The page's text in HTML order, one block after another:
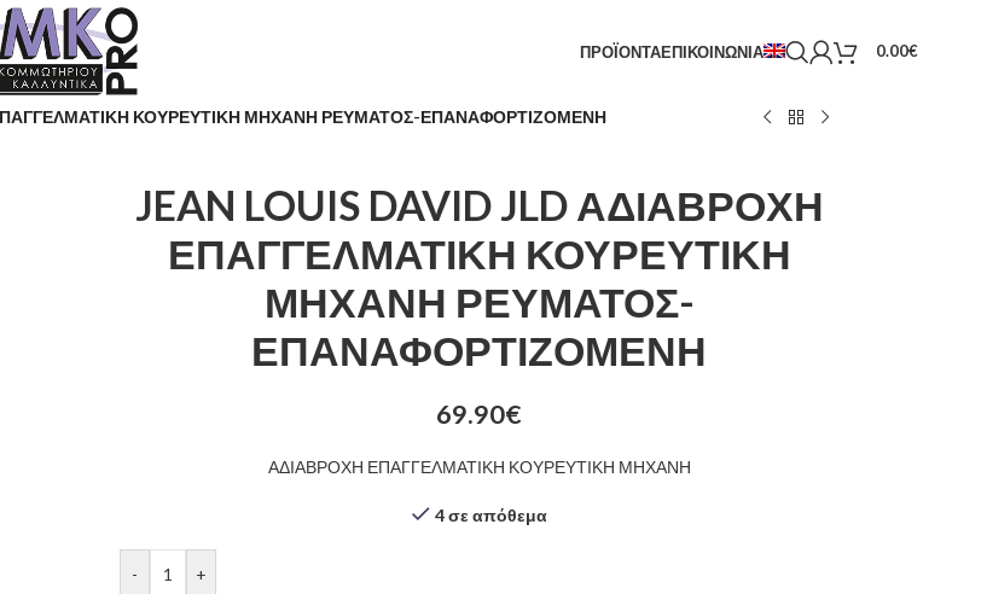
ΠΡΟΪΟΝΤΑΕΠΙΚΟΙΝΩΝΙΑ 0.00€
ΕΠΑΓΓΕΛΜΑΤΙΚΗ ΚΟΥΡΕΥΤΙΚΗ ΜΗΧΑΝΗ ΡΕΥΜΑΤΟΣ-ΕΠΑΝΑΦΟΡΤΙΖΟΜΕΝΗ
JEAN LOUIS DAVID JLD ΑΔΙΑΒΡΟΧΗ
ΕΠΑΓΓΕΛΜΑΤΙΚΗ ΚΟΥΡΕΥΤΙΚΗ
ΜΗΧΑΝΗ ΡΕΥΜΑΤΟΣ-
ΕΠΑΝΑΦΟΡΤΙΖΟΜΕΝΗ
69.90€
ΑΔΙΑΒΡΟΧΗ ΕΠΑΓΓΕΛΜΑΤΙΚΗ ΚΟΥΡΕΥΤΙΚΗ ΜΗΧΑΝΗ
4 σε απόθεμα
- +